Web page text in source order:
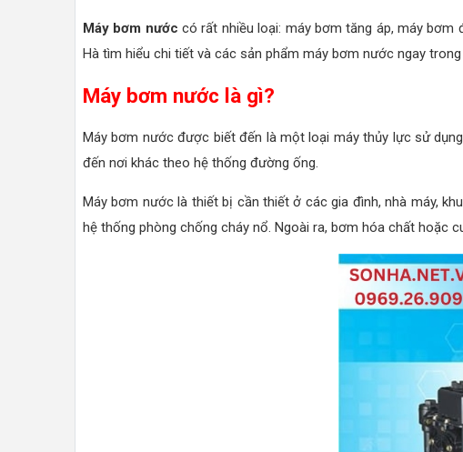
Máy bơm nước có rất nhiều loại: máy bơm tăng áp, máy bơm
Hà tìm hiểu chi tiết và các sản phẩm máy bơm nước ngay
Máy bơm nước là gì?
Máy bơm nước được biết đến là một loại máy thủy lực sử
đến nơi khác theo hệ thống đường ống.
Máy bơm nước là thiết bị cần thiết ở các gia đình, nhà máy,
hệ thống phòng chống cháy nổ. Ngoài ra, bơm hóa chất hoặc